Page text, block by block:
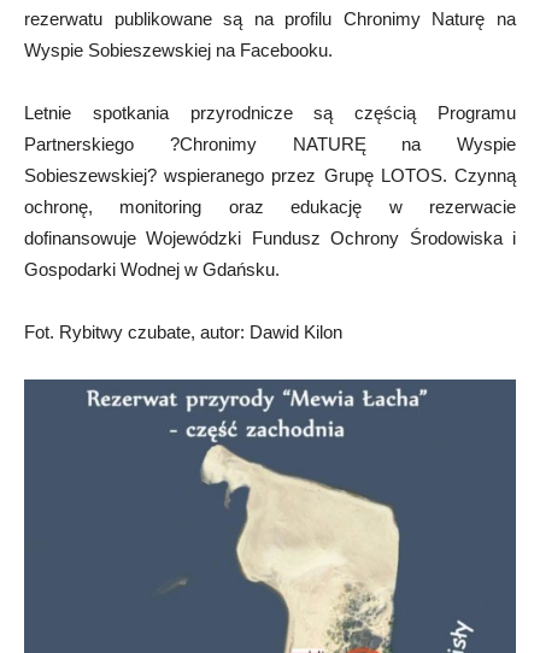
rezerwatu publikowane są na profilu Chronimy Naturę na
Wyspie Sobieszewskiej na Facebooku.
Letnie spotkania przyrodnicze są częścią Programu
Partnerskiego ?Chronimy NATURĘ na Wyspie
Sobieszewskiej? wspieranego przez Grupę LOTOS. Czynną
ochronę, monitoring oraz edukację w rezerwacie
dofinansowuje Wojewódzki Fundusz Ochrony Środowiska i
Gospodarki Wodnej w Gdańsku.
Fot. Rybitwy czubate, autor: Dawid Kilon